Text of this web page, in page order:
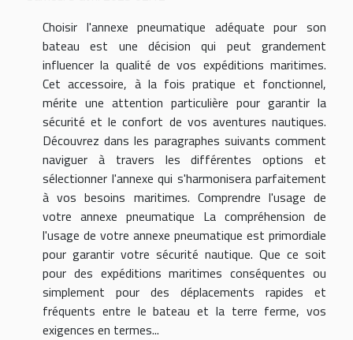
Choisir l'annexe pneumatique adéquate pour son
bateau est une décision qui peut grandement
influencer la qualité de vos expéditions maritimes.
Cet accessoire, à la fois pratique et fonctionnel,
mérite une attention particulière pour garantir la
sécurité et le confort de vos aventures nautiques.
Découvrez dans les paragraphes suivants comment
naviguer à travers les différentes options et
sélectionner l'annexe qui s'harmonisera parfaitement
à vos besoins maritimes. Comprendre l'usage de
votre annexe pneumatique La compréhension de
l'usage de votre annexe pneumatique est primordiale
pour garantir votre sécurité nautique. Que ce soit
pour des expéditions maritimes conséquentes ou
simplement pour des déplacements rapides et
fréquents entre le bateau et la terre ferme, vos
exigences en termes...